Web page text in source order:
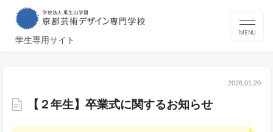
学生専用サイト
MENU
2026.01.20
【２年生】卒業式に関するお知らせ